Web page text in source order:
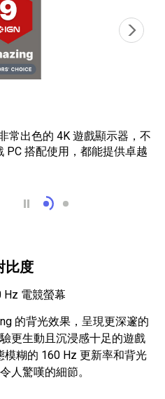
Sony INZONE M9 II 是
Sony INZONE M9
常出色的 4K 遊戲顯示器，不
PC 搭配使用，都能提供卓越
比度
Hz 電競螢幕
的背光效果，呈現更深邃的
更生動且沉浸感十足的遊戲
糊的 160 Hz 更新率和背光
人驚嘆的細節。